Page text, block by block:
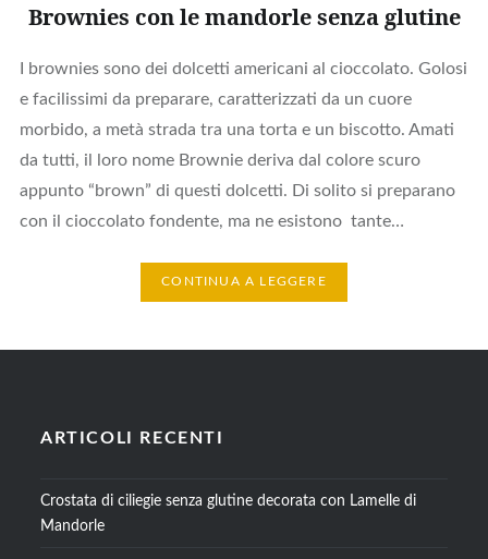
Brownies con le mandorle senza glutine
I brownies sono dei dolcetti americani al cioccolato. Golosi
e facilissimi da preparare, caratterizzati da un cuore
morbido, a metà strada tra una torta e un biscotto. Amati
da tutti, il loro nome Brownie deriva dal colore scuro
appunto “brown” di questi dolcetti. Di solito si preparano
con il cioccolato fondente, ma ne esistono tante…
CONTINUA A LEGGERE
ARTICOLI RECENTI
Crostata di ciliegie senza glutine decorata con Lamelle di
Mandorle